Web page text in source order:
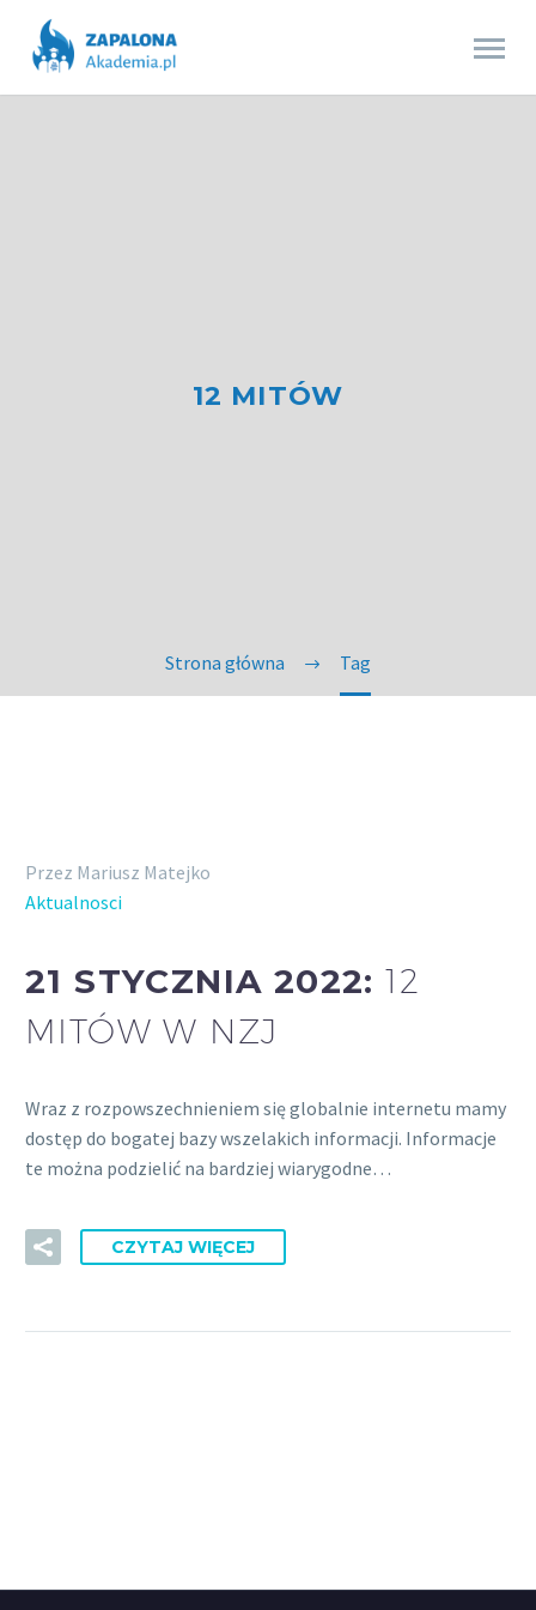
12 MITÓW
Strona główna Tag
Przez Mariusz Matejko
Aktualnosci
21 STYCZNIA 2022:12
MITÓW W NZJ
Wraz z rozpowszechnieniem się globalnie internetu mamy
dostęp do bogatej bazy wszelakich informacji. Informacje
te można podzielić na bardziej wiarygodne…
CZYTAJ WIĘCEJ